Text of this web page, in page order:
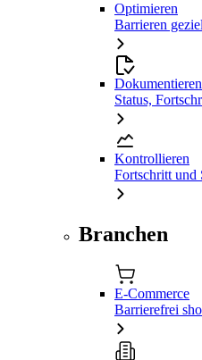
Optimieren
Barrieren
Dokumentieren
Status,
Kontrollieren
Fortschritt und
Branchen
E-Commerce
Barrierefrei